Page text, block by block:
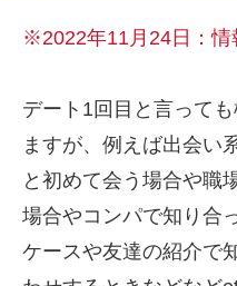
※2022年11月24日：情
デート1回目と言って
ますが、例えば出会い
と初めて会う場合や職
場合やコンパで知り合
ケースや友達の紹介で